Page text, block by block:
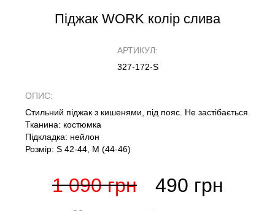
Піджак WORK колір слива
АРТИКУЛ:
327-172-S
ОПИС:
Стильний піджак з кишенями, під пояс. Не застібається.
Тканина: костюмка
Підкладка: нейлон
Розмір: S 42-44, М (44-46)
1 090 грн 490 грн